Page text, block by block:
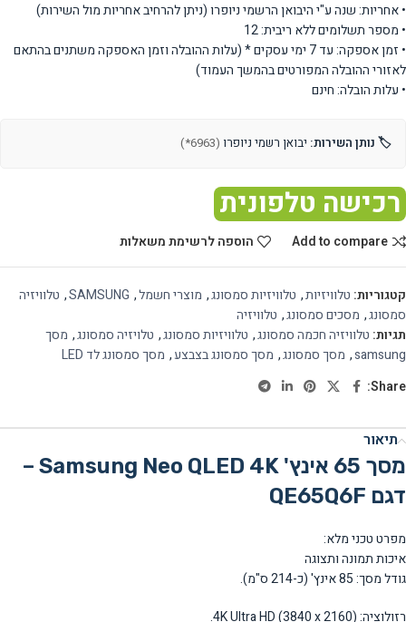
• אחריות: שנה ע"י היבואן הרשמי ניופרו (ניתן להרחיב אחריות מול השירות)
• מספר תשלומים ללא ריבית: 12
• זמן אספקה: עד 7 ימי עסקים * (עלות ההובלה וזמן האספקה משתנים בהתאם
לאזורי ההובלה המפורטים בהמשך העמוד)
• עלות הובלה: חינם
🏷️ נותן השירות: יבואן רשמי ניופרו (6963*)
רכישה טלפונית
Add to compare הוספה לרשימת משאלות
קטגוריות: טלוויזיות, טלוויזיות סמסונג, מוצרי חשמל,
SAMSUNG
, טלוויזיה
סמסונג, מסכים סמסונג, טלוויזיה
תגיות: טלוויזיה חכמה סמסונג, טלוויזיות סמסונג, טלויזיה סמסונג, מסך
samsung
, מסך סמסונג, מסך סמסונג בצבצע, מסך סמסונג לד LED
Share:
תיאור
מסך 65 אינץ' Samsung Neo QLED 4K –
דגם QE65Q6F
מפרט טכני מלא:
איכות תמונה ותצוגה
גודל מסך: 85 אינץ' (כ-214 ס"מ).
רזולוציה: 4K Ultra HD (3840 x 2160).